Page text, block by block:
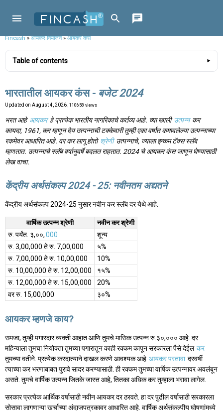
Fincash»आयकर नियोजन»आयकर कंस
Table of contents
भारतातील आयकर कंस - बजेट 2024
Updated on August 4, 2026 , 110658 views
भरत आहे आयकरहे प्रत्येक भारतीय नागरिकाचे कर्तव्य आहे. च्या खाली उत्पन्न कर
कायदा, 1961, कर म्हणून देय उत्पन्नाची टक्केवारी तुम्ही एका वर्षात कमावलेल्या उत्पन्नाच्या
रकमेवर आधारित आहे. वर कर लागू होतोश्रेणीउत्पन्नाचे, ज्याला इन्कम टॅक्स स्लॅब
म्हणतात. उत्पन्नाचे स्लॅब वर्षानुवर्षे बदलत राहतात. 2024 चे आयकर कंस जाणून घेण्यासाठी
लेख वाचा.
केंद्रीय अर्थसंकल्प 2024 - 25: नवीनतम अद्यतने
केंद्रीय अर्थसंकल्प 2024-25 नुसार नवीन कर स्लॅब दर येथे आहे.
वार्षिक उत्पन्न श्रेणी
नवीन कर श्रेणी
रु. पर्यंत. ३,००,000
शून्य
रु. 3,00,000 ते रु. 7,00,000
५%
रु. 7,00,000 ते रु. 10,00,000
10%
रु. 10,00,000 ते रु. 12,00,000
१५%
रु. 12,00,000 ते रु. 15,00,000
20%
वर रु. 15,00,000
३०%
आयकर म्हणजे काय?
समजा, तुम्ही पगारदार व्यक्ती आहात आणि तुमचे मासिक उत्पन्न रु.३०,००० आहे. दर
महिन्याला तुमचा नियोक्ता तुमच्या पगारातून काही रक्कम कापून सरकारला पैसे देईल कर
तुमच्या वतीने. प्रत्येक करदात्याने दाखल करणे आवश्यक आहे आयकर परतावा दरवर्षी
त्याच्या कर भरणाबाबत पुरावे सादर करण्यासाठी. ही रक्कम तुमच्या वार्षिक उत्पन्नावर अवलंबून
असते. तुमचे वार्षिक उत्पन्न जितके जास्त आहे, तितका अधिक कर तुम्हाला भरावा लागेल.
सरकार प्रत्येक आर्थिक वर्षासाठी नवीन आयकर दर ठरवते. हा दर पुढील वर्षासाठी सरकारला
सोसावा लागणाऱ्या खर्चाच्या अंदाजपत्रकावर आधारित आहे. वार्षिक अर्थसंकल्पीय घोषणांमध्ये